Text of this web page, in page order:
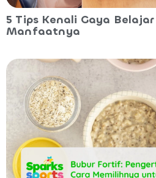
5 Tips Kenali Gaya
Manfaatnya